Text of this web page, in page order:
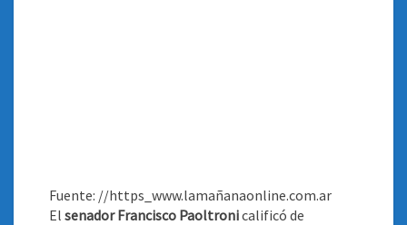
Fuente: //https_www.lamañanaonline.com.ar
El senador Francisco Paoltronicalificó de